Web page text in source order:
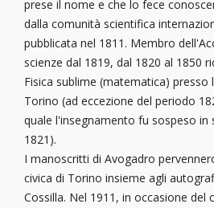
prese il nome e che lo fece
dalla comunità scientifica
pubblicata nel 1811. Membro
scienze dal 1819, dal 1820 al 1850
Fisica sublime (matematica) presso
Torino (ad eccezione del periodo
quale l'insegnamento fu sospeso in
1821).
I manoscritti di Avogadro
civica di Torino insieme agli
Cossilla. Nel 1911, in occasione del